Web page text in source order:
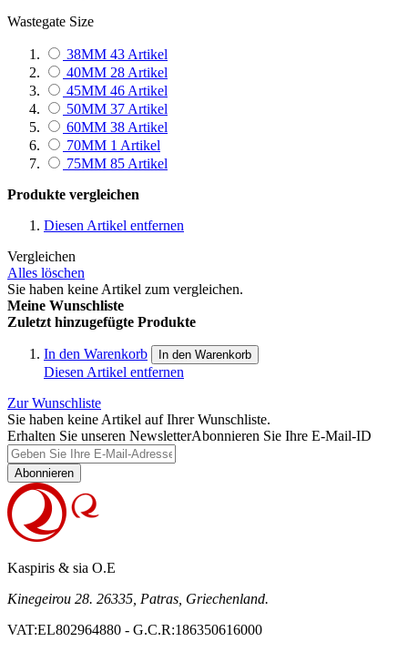
Wastegate Size
38MM 43 Artikel
40MM 28 Artikel
45MM 46 Artikel
50MM 37 Artikel
60MM 38 Artikel
70MM 1 Artikel
75MM 85 Artikel
Produkte vergleichen
Diesen Artikel entfernen
Vergleichen
Alles löschen
Sie haben keine Artikel zum vergleichen.
Meine Wunschliste
Zuletzt hinzugefügte Produkte
In den Warenkorb In den Warenkorb
Diesen Artikel entfernen
Zur Wunschliste
Sie haben keine Artikel auf Ihrer Wunschliste.
Erhalten Sie unseren NewsletterAbonnieren Sie Ihre E-Mail-ID
Abonnieren
Kaspiris & sia O.E
Kinegeirou 28. 26335, Patras, Griechenland.
VAT:EL802964880 - G.C.R:186350616000